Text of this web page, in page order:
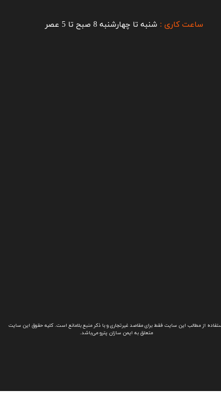
از مطالب این سایت فقط برای مقاصد غیرتجاری و با ذکر منبع بلامانع است. کلیه حقوق این سایت
متعلق به ایمن سازان پترو می‌باشد.
ساعت کاری : شنبه تا چهارشنبه 8 صبح تا 5 عصر